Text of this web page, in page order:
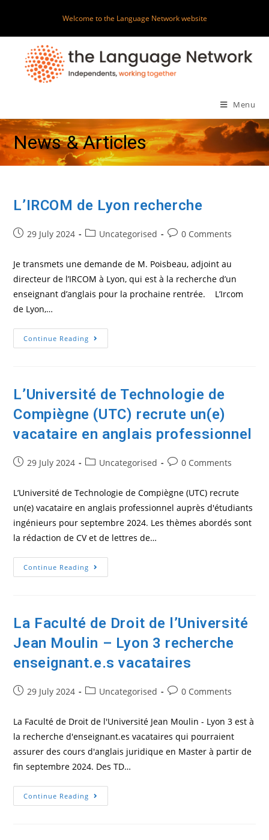
content
Welcome to the Language Network website
Menu
News & Articles
L’IRCOM de Lyon recherche
Post29 July 2024
PostUncategorised
Post0 Comments
Je transmets une demande de M. Poisbeau, adjoint au
directeur de l’IRCOM à Lyon, qui est à la recherche d’un
enseignant d’anglais pour la prochaine rentrée. L’Ircom
de Lyon,…
Continue Reading L’IRCOM
De
L’Université de Technologie de
Compiègne (UTC) recrute un(e)
vacataire en anglais professionnel
Post29 July 2024
PostUncategorised
Post0 Comments
L’Université de Technologie de Compiègne (UTC) recrute
un(e) vacataire en anglais professionnel auprès d'étudiants
ingénieurs pour septembre 2024. Les thèmes abordés sont
la rédaction de CV et de lettres de…
Continue Reading L’Université
De
Recrute
Un(e)
Vacataire
En
Anglais
Professionnel
La Faculté de Droit de l’Université
Jean Moulin – Lyon 3 recherche
enseignant.e.s vacataires
Post29 July 2024
PostUncategorised
Post0 Comments
La Faculté de Droit de l'Université Jean Moulin - Lyon 3 est à
la recherche d'enseignant.es vacataires qui pourraient
assurer des cours d'anglais juridique en Master à partir de
fin septembre 2024. Des TD…
Continue Reading La
Faculté